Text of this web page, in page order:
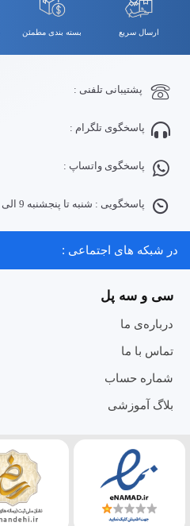
ارسال سریع بسته بندی مطمئن
پشتیبانی تلفنی :
پاسخگوی تلگرام :
پاسخگوی واتساپ :
پاسخگویی : شنبه تا پنجشنبه 9 الی 14 و 17 الی 20
در شبکه های اجتماعی :
سی و سه پل
درباره‌ی ما
تماس با ما
شماره حساب
بلاگ آموزشی